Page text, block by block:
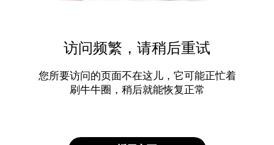
访问频繁，请稍后重试
您所要访问的页面不在这儿，它可能正忙着
刷牛牛圈，稍后就能恢复正常